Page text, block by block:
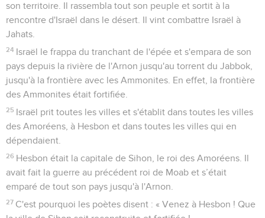
son territoire. Il rassembla tout son peuple et sortit à la
rencontre d'Israël dans le désert. Il vint combattre Israël à
Jahats.
24 Israël le frappa du tranchant de l'épée et s'empara de son
pays depuis la rivière de l'Arnon jusqu'au torrent du Jabbok,
jusqu'à la frontière avec les Ammonites. En effet, la frontière
des Ammonites était fortifiée.
25 Israël prit toutes les villes et s'établit dans toutes les villes
des Amoréens, à Hesbon et dans toutes les villes qui en
dépendaient.
26 Hesbon était la capitale de Sihon, le roi des Amoréens. Il
avait fait la guerre au précédent roi de Moab et s’était
emparé de tout son pays jusqu'à l'Arnon.
27 C'est pourquoi les poètes disent : « Venez à Hesbon ! Que